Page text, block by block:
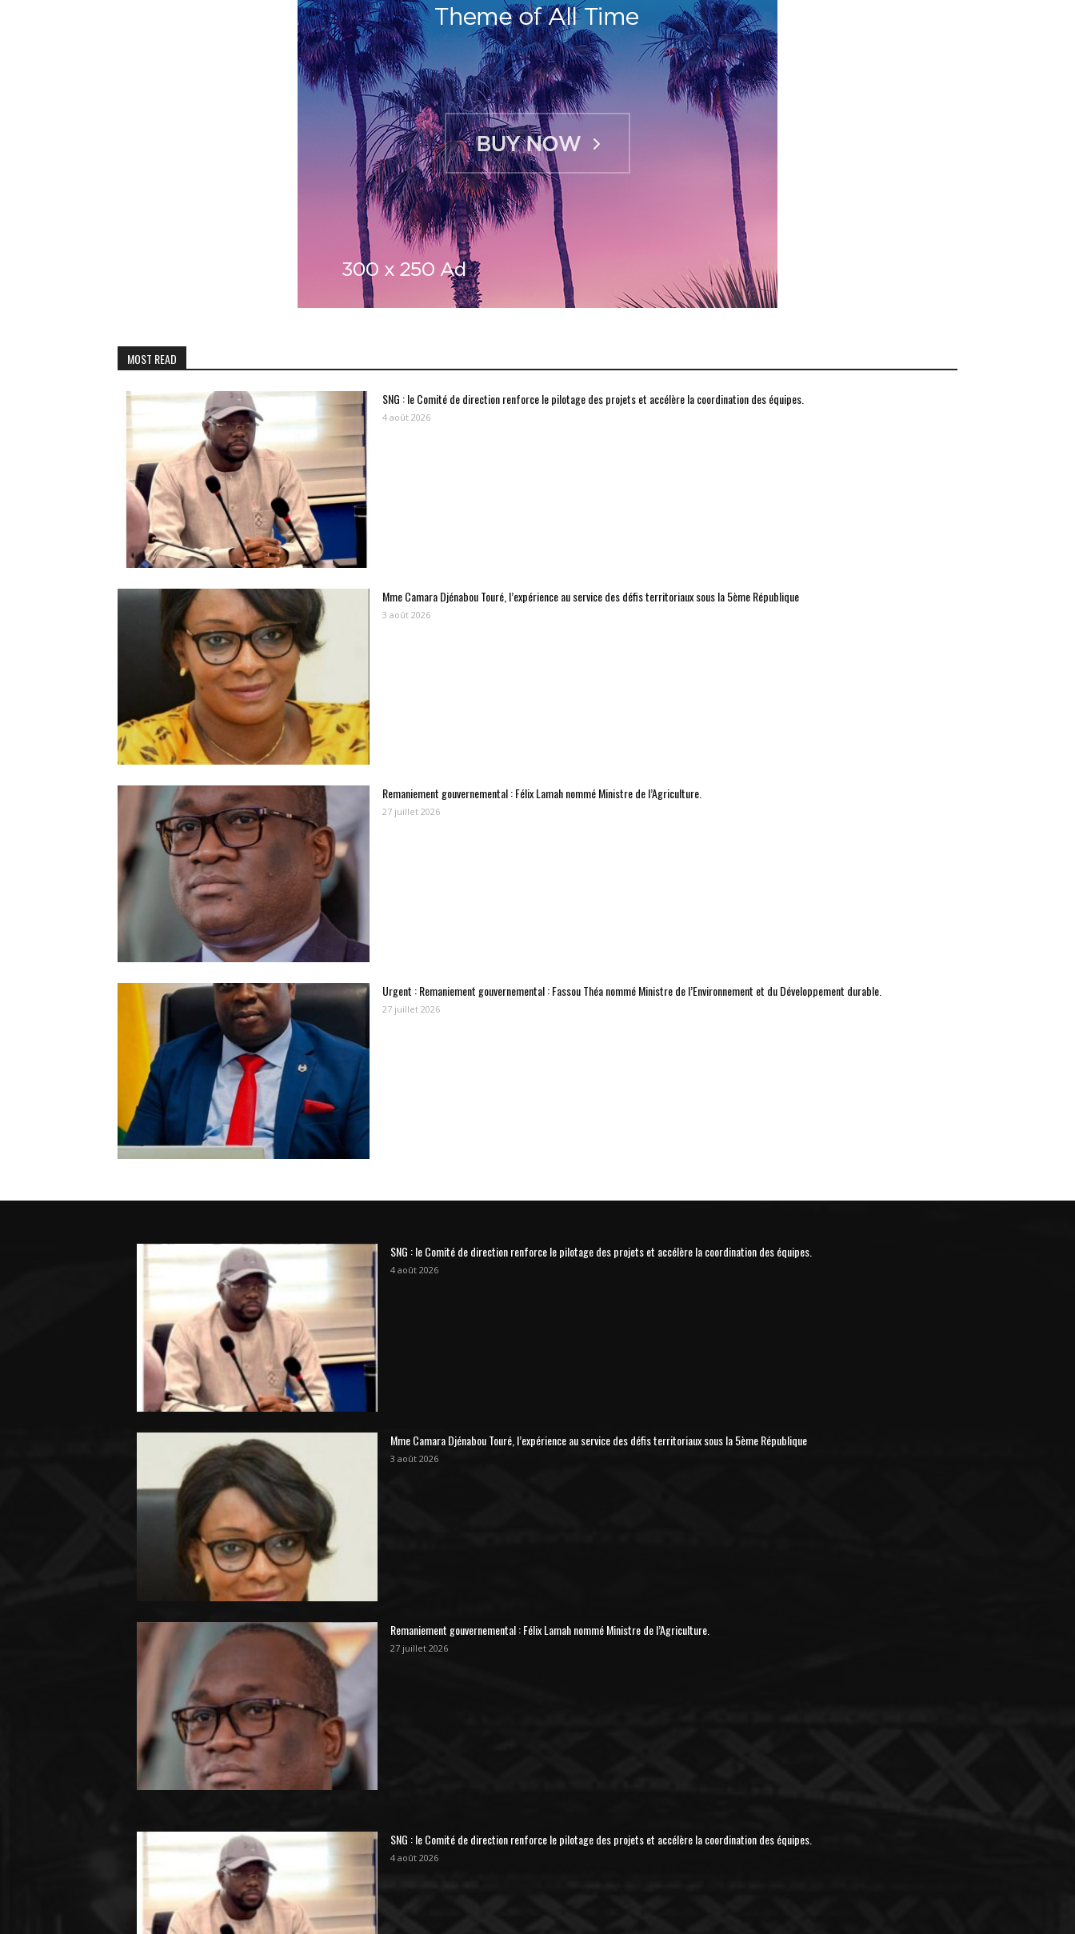
MOST READ
SNG : le Comité de direction renforce le pilotage des projets et accélère la coordination des équipes.
4 août 2026
Mme Camara Djénabou Touré, l’expérience au service des défis territoriaux sous la 5ème République
3 août 2026
Remaniement gouvernemental : Félix Lamah nommé Ministre de l’Agriculture.
27 juillet 2026
Urgent : Remaniement gouvernemental : Fassou Théa nommé Ministre de l’Environnement et du Développement durable.
27 juillet 2026
SNG : le Comité de direction renforce le pilotage des projets et accélère la coordination des équipes.
4 août 2026
Mme Camara Djénabou Touré, l’expérience au service des défis territoriaux sous la 5ème République
3 août 2026
Remaniement gouvernemental : Félix Lamah nommé Ministre de l’Agriculture.
27 juillet 2026
SNG : le Comité de direction renforce le pilotage des projets et accélère la coordination des équipes.
4 août 2026